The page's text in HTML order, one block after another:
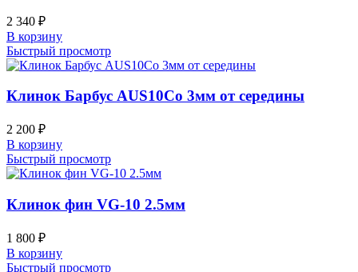
2 340 ₽
В корзину
Быстрый просмотр
Клинок Барбус AUS10Co 3мм от середины
2 200 ₽
В корзину
Быстрый просмотр
Клинок фин VG-10 2.5мм
1 800 ₽
В корзину
Быстрый просмотр